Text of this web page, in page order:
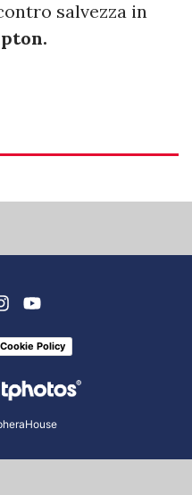
salvezza in
Cookie Policy